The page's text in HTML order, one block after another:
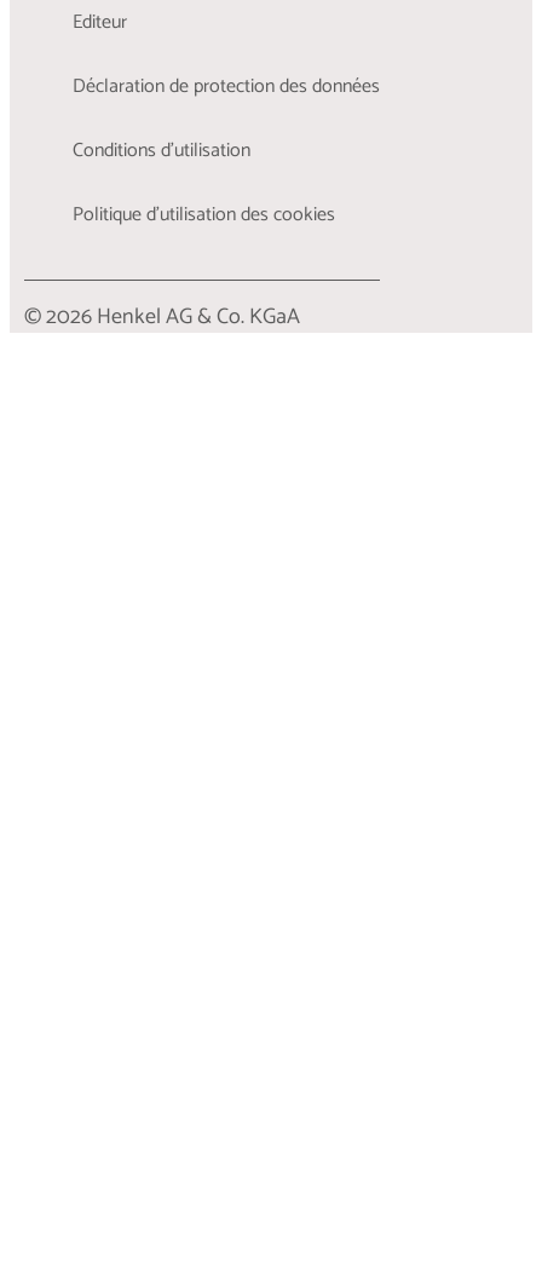
Editeur
Déclaration de protection des données
Conditions d'utilisation
Politique d’utilisation des cookies
© 2026 Henkel AG & Co. KGaA